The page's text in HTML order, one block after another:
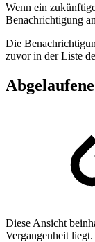
Wenn ein
Benachrichtigung
Die
zuvor in der Liste
Diese Ansicht
Vergangenheit liegt.